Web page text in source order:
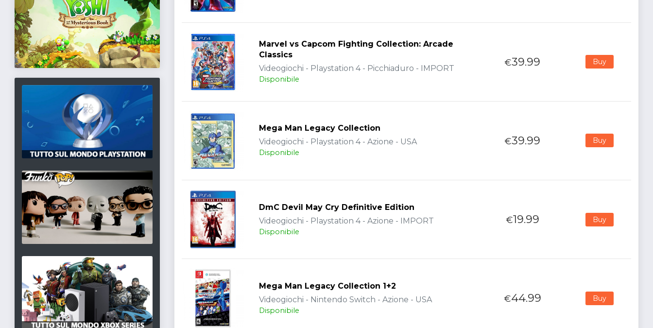
Marvel vs Capcom Fighting Collection: Arcade
Classics
Videogiochi - Playstation 4 - Picchiaduro - IMPORT
Disponibile
€39.99 Buy
Mega Man Legacy Collection
Videogiochi - Playstation 4 - Azione - USA
Disponibile
€39.99 Buy
DmC Devil May Cry Definitive Edition
Videogiochi - Playstation 4 - Azione - IMPORT
Disponibile
€19.99 Buy
Mega Man Legacy Collection 1+2
Videogiochi - Nintendo Switch - Azione - USA
Disponibile
€44.99 Buy